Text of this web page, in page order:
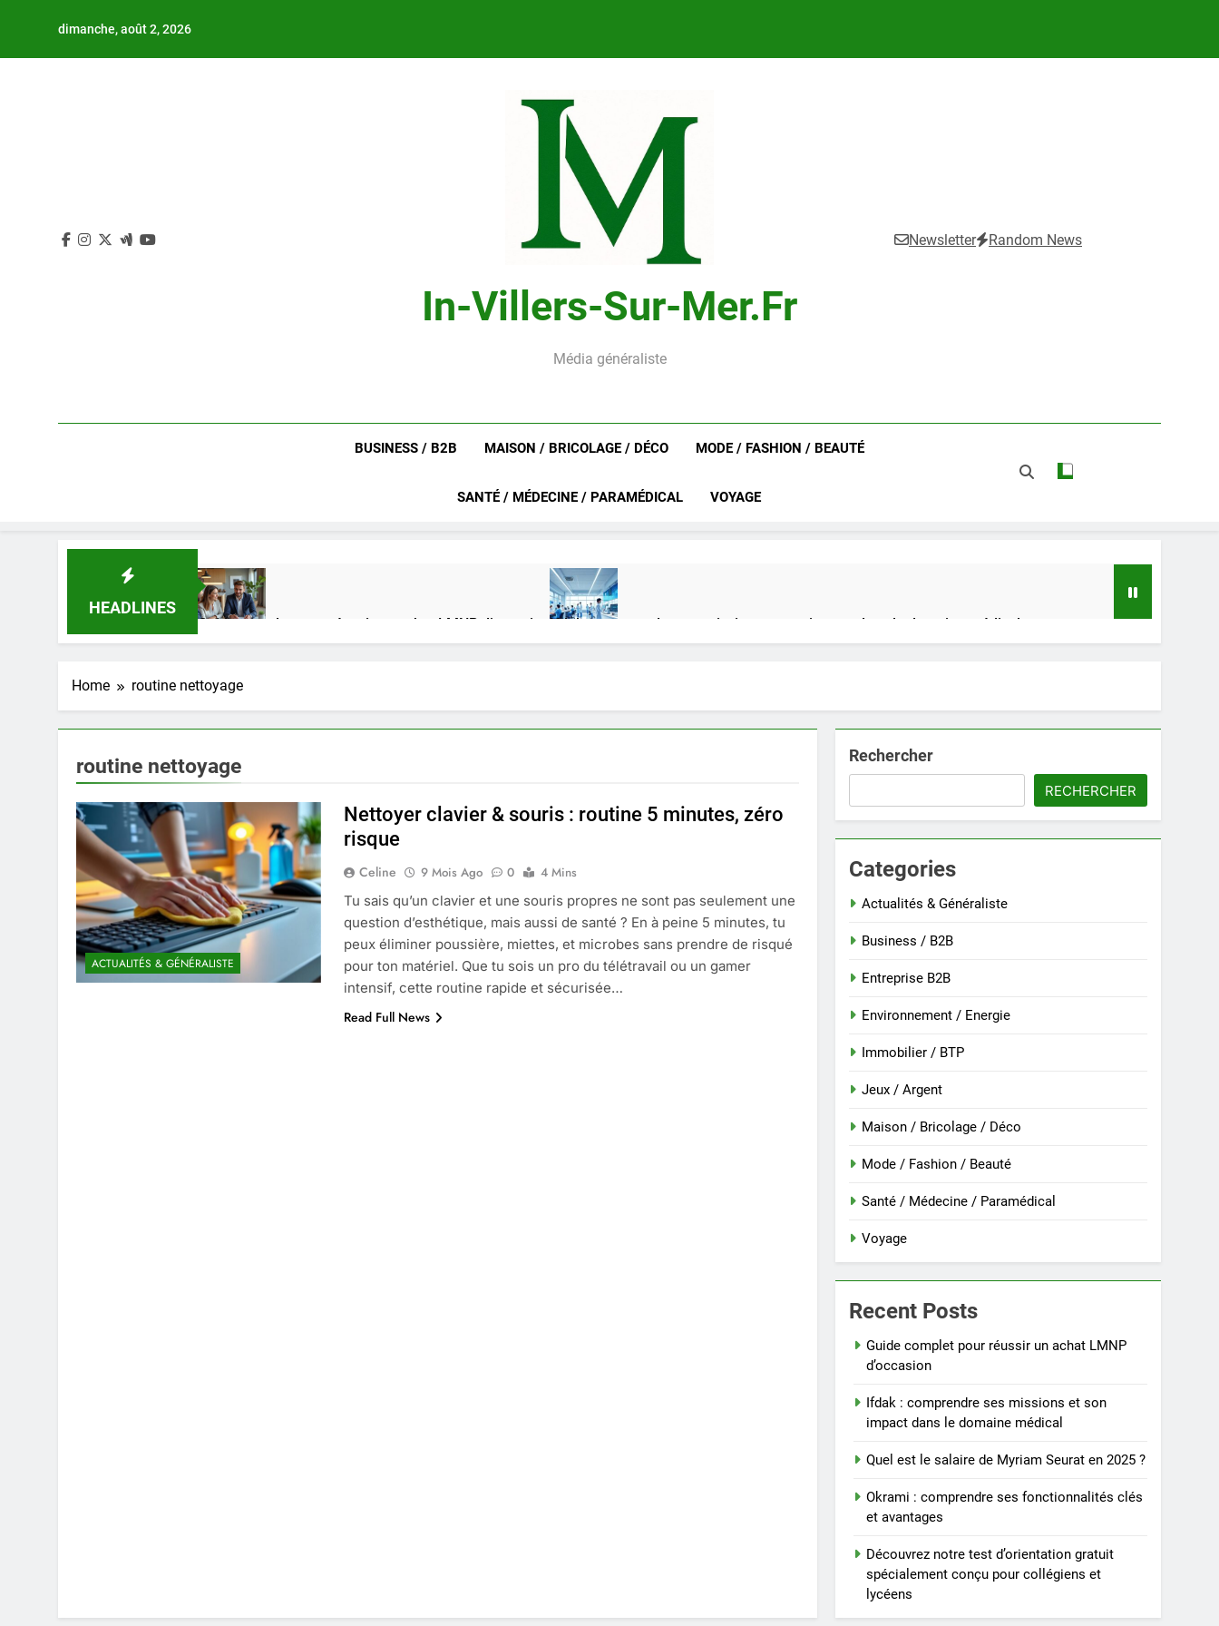
dimanche, août 2, 2026
In-Villers-Sur-Mer.fr
Média généraliste
Newsletter Random News
BUSINESS / B2B MAISON / BRICOLAGE / DÉCO MODE / FASHION / BEAUTÉ
SANTÉ / MÉDECINE / PARAMÉDICAL VOYAGE
HEADLINES
Guide complet pour réussir un achat LMNP d’occasion
2 Semaines Ago
Ifdak : comprendre ses missions et son impact dans le domaine médical
4 Mois Ago
Quel est le salaire de Myriam Seurat en 2025 ?
4 Mois Ago
Okrami : comprendre ses fonctionnalités clés et avantages
4 Mois Ago
Découvrez notre test d’orientation gratuit spécialement conçu pour collégiens et lycéens
4 Mois Ago
Liste complète des marques rezoactif.com à connaître en 2025
4 Mois Ago 5 Mois Ago
Quels sont les inconvénients de l’eucalyptus gunnii pour votre jardin
Home routine nettoyage
routine nettoyage
ACTUALITÉS & GÉNÉRALISTE
Nettoyer clavier & souris : routine 5 minutes, zéro
risque
Celine 9 Mois Ago 0
4 Mins
Tu sais qu’un clavier et une souris propres ne sont pas seulement une
question d’esthétique, mais aussi de santé ? En à peine 5 minutes, tu
peux éliminer poussière, miettes, et microbes sans prendre de risqué
pour ton matériel. Que tu sois un pro du télétravail ou un gamer
intensif, cette routine rapide et sécurisée…
Read Full News
Rechercher
RECHERCHER
Categories
Actualités & Généraliste
Business / B2B
Entreprise B2B
Environnement / Energie
Immobilier / BTP
Jeux / Argent
Maison / Bricolage / Déco
Mode / Fashion / Beauté
Santé / Médecine / Paramédical
Voyage
Recent Posts
Guide complet pour réussir un achat LMNP
d’occasion
Ifdak : comprendre ses missions et son
impact dans le domaine médical
Quel est le salaire de Myriam Seurat en 2025 ?
Okrami : comprendre ses fonctionnalités clés
et avantages
Découvrez notre test d’orientation gratuit
spécialement conçu pour collégiens et
lycéens